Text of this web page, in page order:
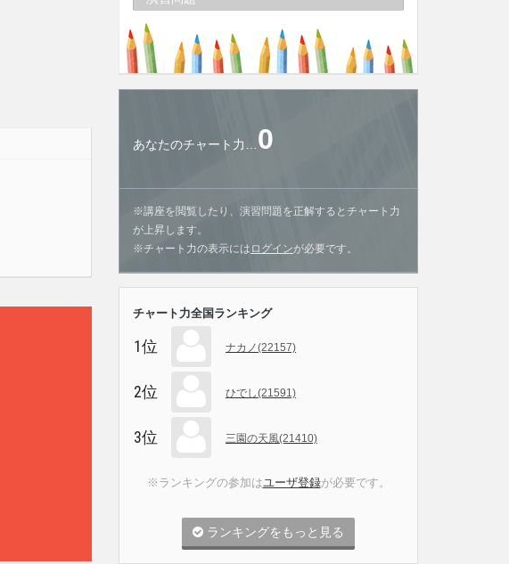
あなたのチャート力… 0
※講座を閲覧したり、演習問題を正解するとチャート力
が上昇します。
※チャート力の表示には ログインが必要です。
チャート力全国ランキング
1位 ナカノ(22157)
2位 ひでし(21591)
3位 三園の天風(21410)
※ランキングの参加はユーザ登録が必要です。
ランキングをもっと見る